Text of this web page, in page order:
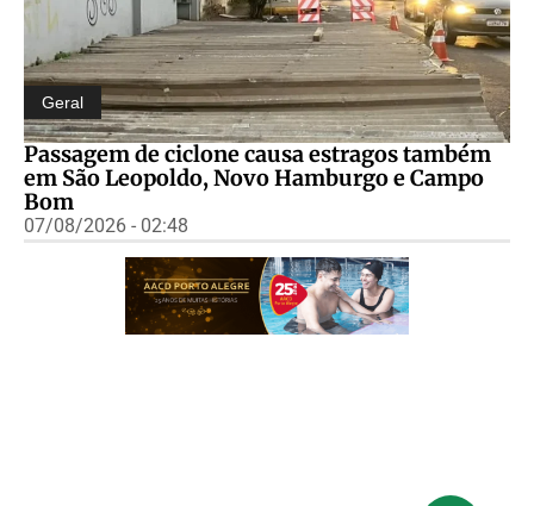
Geral
Passagem de ciclone causa estragos também
em São Leopoldo, Novo Hamburgo e Campo
Bom
07/08/2026 - 02:48